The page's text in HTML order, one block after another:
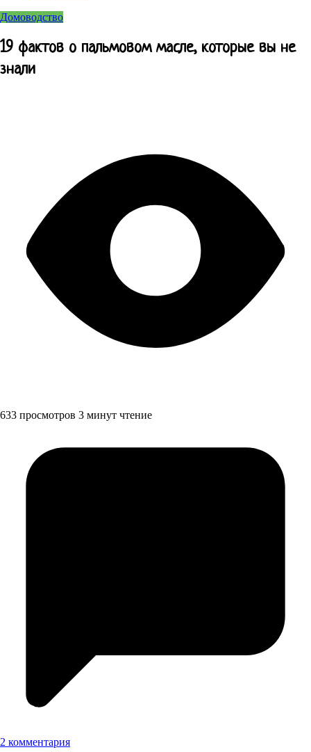
Домоводство
19 фактов о пальмовом масле, которые вы не
знали
633 просмотров 3 минут чтение
2 комментария